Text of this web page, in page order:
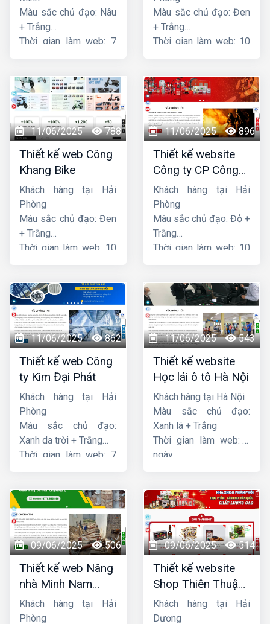
Màu sắc chủ đạo: Nâu
+ Trắng
Thời gian làm web: 7
Màu sắc chủ đạo: Đen
+ Trắng
Thời gian làm web: 10
11/06/2025 788
Thiết kế web Công
Khang Bike
Khách hàng tại Hải
Phòng
Màu sắc chủ đạo: Đen
+ Trắng
Thời gian làm web: 10
11/06/2025 896
Thiết kế website
Công ty CP Công
nghệ PCCC Bắc Hà
Khách hàng tại Hải
Phòng
Màu sắc chủ đạo: Đỏ +
Trắng
Thời gian làm web: 10
11/06/2025 862
Thiết kế web Công
ty Kim Đại Phát
Khách hàng tại Hải
Phòng
Màu sắc chủ đạo:
Xanh da trời + Trắng
Thời gian làm web: 7
11/06/2025 543
Thiết kế website
Học lái ô tô Hà Nội
Khách hàng tại Hà Nội
Màu sắc chủ đạo:
Xanh lá + Trắng
Thời gian làm web: 7
ngày
09/06/2025 506
Thiết kế web Nâng
nhà Minh Nam
Hoàng
Khách hàng tại Hải
Phòng
09/06/2025 514
Thiết kế website
Shop Thiên Thuận
Phát
Khách hàng tại Hải
Dương